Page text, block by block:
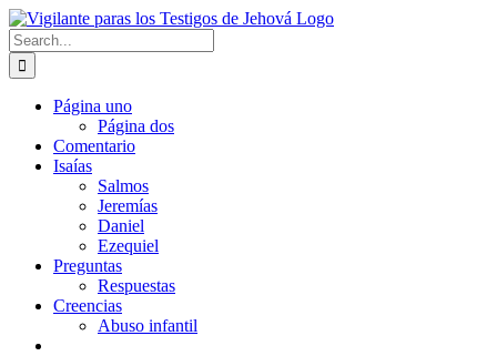
Skip
to
content
Search
for:
Página uno
Página dos
Comentario
Isaías
Salmos
Jeremías
Daniel
Ezequiel
Preguntas
Respuestas
Creencias
Abuso infantil